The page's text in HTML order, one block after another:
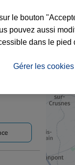
le bouton
pouvez aussi
dans le pied
Gérer les